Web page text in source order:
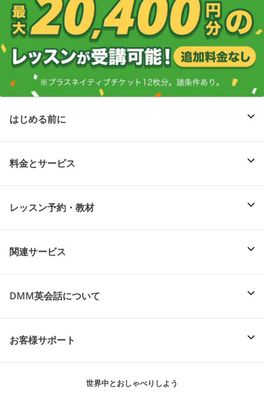
はじめる前に
料金とサービス
レッスン予約・教材
関連サービス
DMM英会話について
お客様サポート
世界中とおしゃべりしよう